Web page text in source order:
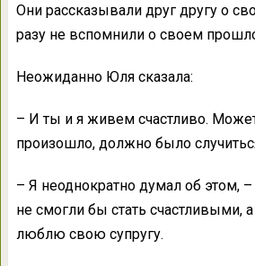
Они рассказывали друг другу о
разу не вспомнили о своем
Неожиданно Юля сказала:
– И ты и я живем счастливо.
произошло, должно было
– Я неоднократно думал об этом,
не смогли бы стать счастливыми,
люблю свою супругу.